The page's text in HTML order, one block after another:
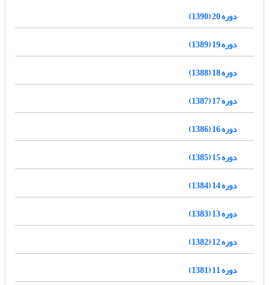
دوره 20 (1390)
دوره 19 (1389)
دوره 18 (1388)
دوره 17 (1387)
دوره 16 (1386)
دوره 15 (1385)
دوره 14 (1384)
دوره 13 (1383)
دوره 12 (1382)
دوره 11 (1381)